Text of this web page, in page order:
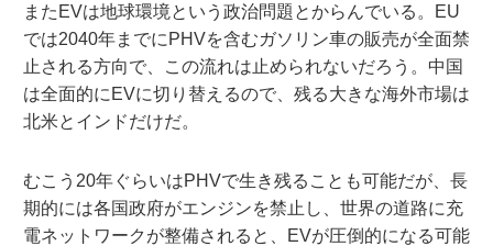
またEVは地球環境という政治問題とからんでいる。EU
では2040年までにPHVを含むガソリン車の販売が全面禁
止される方向で、この流れは止められないだろう。中国
は全面的にEVに切り替えるので、残る大きな海外市場は
北米とインドだけだ。
むこう20年ぐらいはPHVで生き残ることも可能だが、長
期的には各国政府がエンジンを禁止し、世界の道路に充
電ネットワークが整備されると、EVが圧倒的になる可能